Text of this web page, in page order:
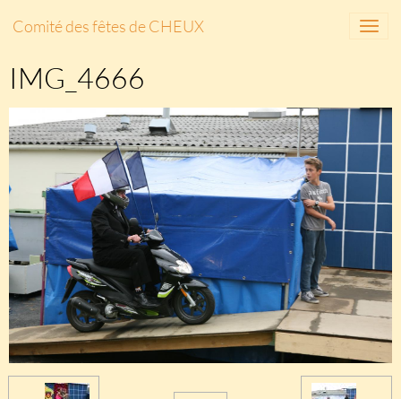
Comité des fêtes de CHEUX
IMG_4666